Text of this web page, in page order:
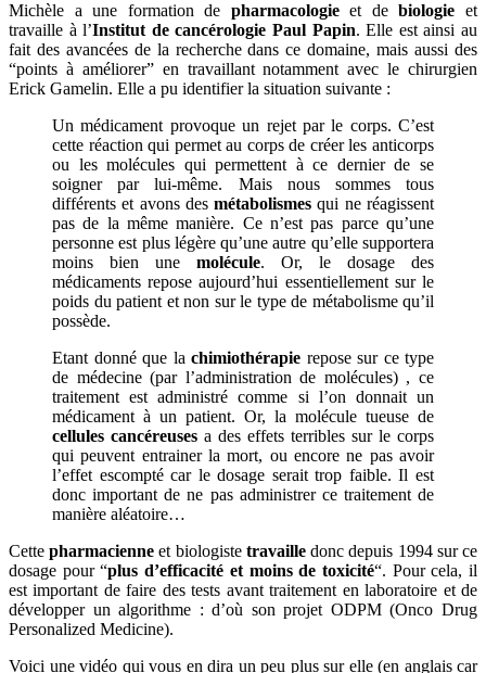
Michèle a une formation de pharmacologieet debiologie et
travaille à l’Institut de cancérologie Paul Papin. Elle est ainsi au
fait des avancées de la recherche dans ce domaine, mais aussi des
“points à améliorer” en travaillant notamment avec le chirurgien
Erick Gamelin. Elle a pu identifier la situation suivante :
Un médicament provoque un rejet par le corps. C’est
cette réaction qui permet au corps de créer les anticorps
ou les molécules qui permettent à ce dernier de se
soigner par lui-même. Mais nous sommes tous
différents et avons desmétabolismes qui ne réagissent
pas de la même manière. Ce n’est pas parce qu’une
personne est plus légère qu’une autre qu’elle supportera
moins bien une molécule. Or, le dosage des
médicaments repose aujourd’hui essentiellement sur le
poids du patient et non sur le type de métabolisme qu’il
possède.
Etant donné que la chimiothérapie repose sur ce type
de médecine (par l’administration de molécules) , ce
traitement est administré comme si l’on donnait un
médicament à un patient. Or, la molécule tueuse de
cellules cancéreuses a des effets terribles sur le corps
qui peuvent entrainer la mort, ou encore ne pas avoir
l’effet escompté car le dosage serait trop faible. Il est
donc important de ne pas administrer ce traitement de
manière aléatoire…
Cettepharmacienne et biologiste travailledonc depuis 1994 sur ce
dosage pour “plus d’efficacité et moins de toxicité“. Pour cela, il
est important de faire des tests avant traitement en laboratoire et de
développer un algorithme : d’où son projet ODPM (Onco Drug
Personalized Medicine).
Voici une vidéo qui vous en dira un peu plus sur elle (en anglais car